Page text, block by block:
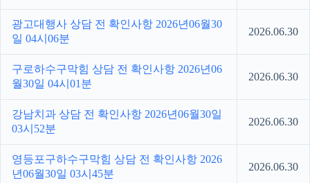
광고대행사 상담 전 확인사항 2026년06월30
일 04시06분
2026.06.30
구로하수구막힘 상담 전 확인사항 2026년06
월30일 04시01분
2026.06.30
강남치과 상담 전 확인사항 2026년06월30일
03시52분
2026.06.30
영등포구하수구막힘 상담 전 확인사항 2026
년06월30일 03시45분
2026.06.30